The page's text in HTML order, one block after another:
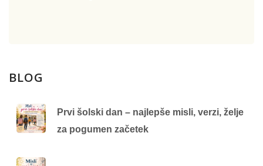
BLOG
Prvi šolski dan – najlepše misli, verzi, želje
za pogumen začetek